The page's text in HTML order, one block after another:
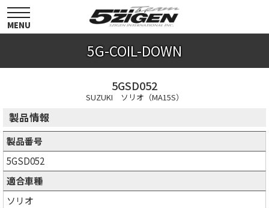
toggle
navigation
MENU
5G-COIL-DOWN
5GSD052
SUZUKI ソリオ（MA15S）
製品情報
製品番号
5GSD052
適合車種
ソリオ